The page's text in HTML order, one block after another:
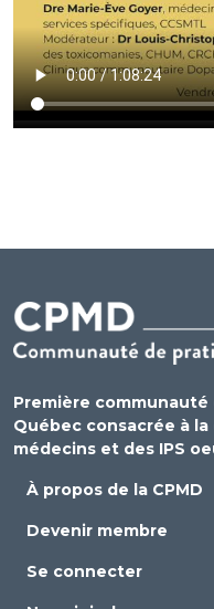
Première
Québec consacrée à
médecins et des IPS
À propos de la CPMD
Devenir membre
Se connecter